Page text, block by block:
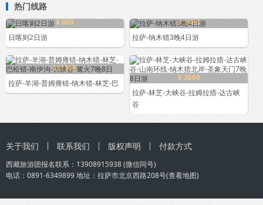
热门线路
¥ 860
日喀则2日游
¥ 1460
拉萨-纳木错3晚4日游
¥ 2360
拉萨-羊湖-普姆雍错-纳木错-林芝-巴
¥ 3660
拉萨-林芝-大峡谷-拉姆拉措-达古峡
谷
关于我们 联系我们 版权声明 付款方式
西藏旅游团报名联系： 13908915938(微信同号)
电话：0891-6349899 地址：拉萨市北京西路208号(查看地图)